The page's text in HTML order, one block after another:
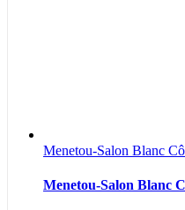
Menetou-Salon Blanc
Menetou-Salon Blanc